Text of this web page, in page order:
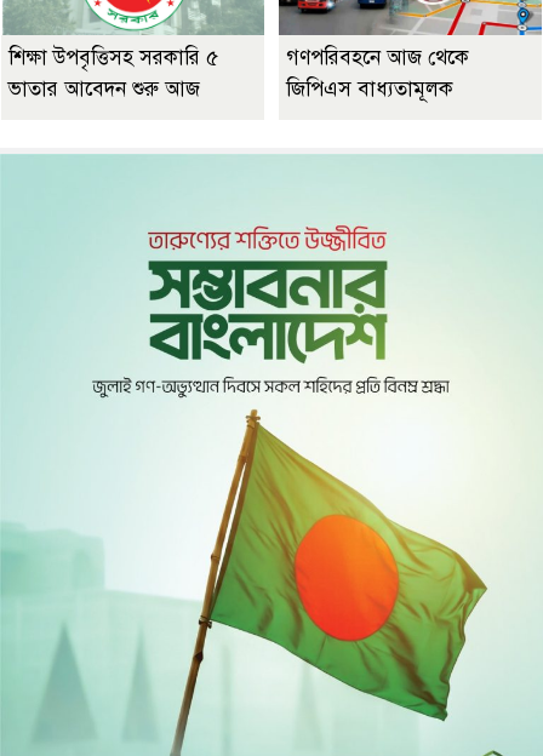
শিক্ষা উপবৃত্তিসহ সরকারি ৫
ভাতার আবেদন শুরু আজ
গণপরিবহনে আজ থেকে
জিপিএস বাধ্যতামূলক